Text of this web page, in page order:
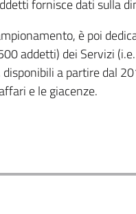
fornisce dati sulla
è poi
addetti) dei Servizi
a partire dal
e le giacenze.